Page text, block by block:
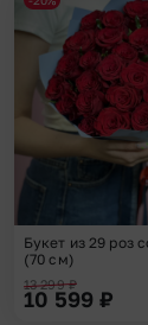
Букет из 29 роз
(70 см)
13 299₽
10 599 ₽